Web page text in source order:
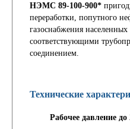
НЭМС 89-100-900*
переработки, попутного
газоснабжения
соответствующими
соединением.
Технические
Рабочее давление